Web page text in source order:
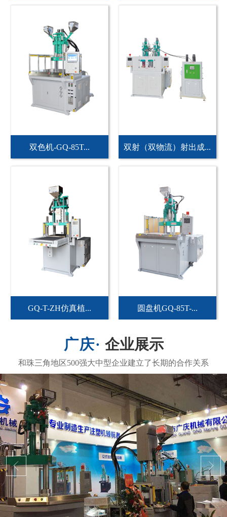
双色机-GQ-85T... 双射（双物流）射出成...
GQ-T-ZH仿真植... 圆盘机GQ-85T-...
企业展示